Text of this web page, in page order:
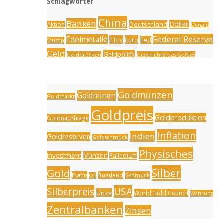
Aktien Banken China Deutschland Dollar Donald
Trump Edelmetalle ETFs Euro Fed Federal Reserve
Geld Gelddrucken Geldpolitik Geschichte des Goldes
Goldmarkt Goldminen Goldmünzen
Goldnachfrage Goldpreis Goldproduktion
Goldreserven Goldschmuck Indien Inflation
Investment Münzen Palladium Physisches
Gold Platin QE Russland Schmuck Silber
Silberpreis Unze USA World Gold Council Währung
Zentralbanken Zinsen